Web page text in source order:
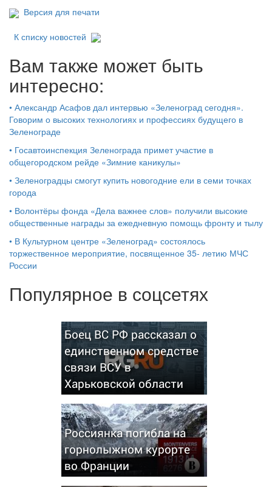
Версия для печати
К списку новостей
Вам также может быть
интересно:
• Александр Асафов дал интервью «Зеленоград сегодня».
Говорим о высоких технологиях и профессиях будущего в
Зеленограде
• Госавтоинспекция Зеленограда примет участие в
общегородском рейде «Зимние каникулы»
• Зеленоградцы смогут купить новогодние ели в семи точках
города
• Волонтёры фонда «Дела важнее слов» получили высокие
общественные награды за ежедневную помощь фронту и тылу
• В Культурном центре «Зеленоград» состоялось
торжественное мероприятие, посвященное 35- летию МЧС
России
Популярное в соцсетях
Боец ВС РФ рассказал о
единственном средстве
связи ВСУ в
Харьковской области
Россиянка погибла на
горнолыжном курорте
во Франции